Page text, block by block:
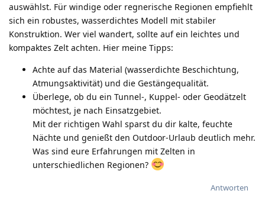
auswählst. Für windige oder regnerische Regionen empfiehlt
sich ein robustes, wasserdichtes Modell mit stabiler
Konstruktion. Wer viel wandert, sollte auf ein leichtes und
kompaktes Zelt achten. Hier meine Tipps:
Achte auf das Material (wasserdichte Beschichtung,
Atmungsaktivität) und die Gestängequalität.
Überlege, ob du ein Tunnel-, Kuppel- oder Geodätzelt
möchtest, je nach Einsatzgebiet.
Mit der richtigen Wahl sparst du dir kalte, feuchte
Nächte und genießt den Outdoor-Urlaub deutlich mehr.
Was sind eure Erfahrungen mit Zelten in
unterschiedlichen Regionen?
Antworten